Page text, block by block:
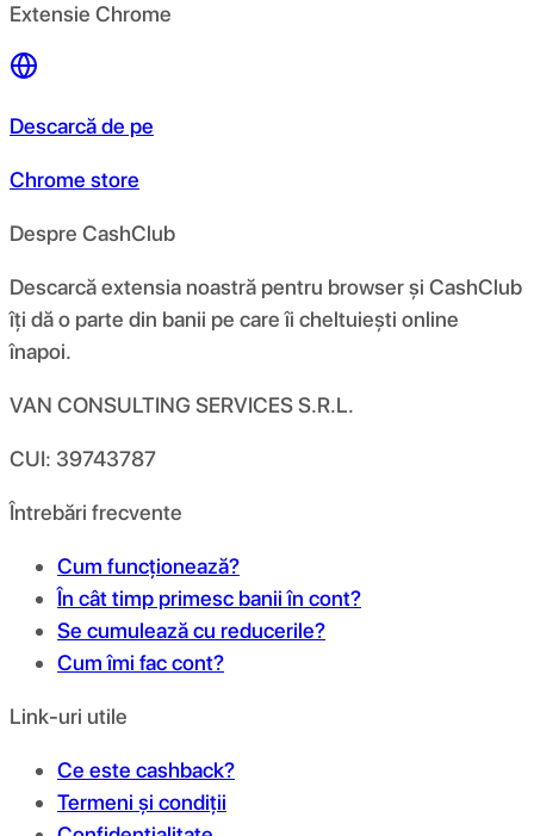
Extensie Chrome
Descarcă de pe
Chrome store
Despre CashClub
Descarcă extensia noastră pentru browser și CashClub
îți dă o parte din banii pe care îi cheltuiești online
înapoi.
VAN CONSULTING SERVICES S.R.L.
CUI: 39743787
Întrebări frecvente
Cum funcționează?
În cât timp primesc banii în cont?
Se cumulează cu reducerile?
Cum îmi fac cont?
Link-uri utile
Ce este cashback?
Termeni și condiții